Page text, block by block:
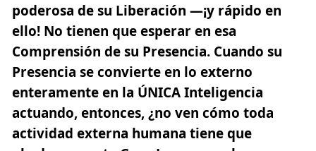
poderosa de su Liberación —¡y rápido en
ello! No tienen que esperar en esa
Comprensión de su Presencia. Cuando su
Presencia se convierte en lo externo
enteramente en la ÚNICA Inteligencia
actuando, entonces,¿no ven cómo toda
actividad externa humana tiene que